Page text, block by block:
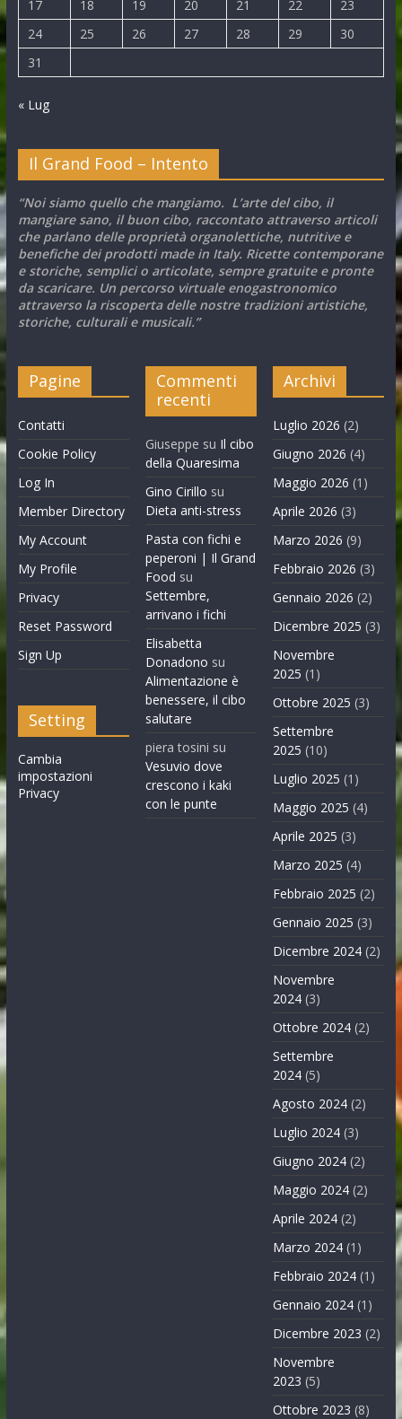
17 18 19 20 21 22
23
24
25 26 27 28 29
30
31
« Lug
Il Grand Food – Intento
“Noi siamo quello che mangiamo. L’arte del cibo, il
mangiare sano, il buon cibo, raccontato attraverso articoli
che parlano delle proprietà organolettiche, nutritive e
benefiche dei prodotti made in Italy. Ricette contemporane
e storiche, semplici o articolate, sempre gratuite e pronte
da scaricare. Un percorso virtuale enogastronomico
attraverso la riscoperta delle nostre tradizioni artistiche,
storiche, culturali e musicali.”
Pagine
Contatti
Cookie Policy
Log In
Member Directory
My Account
My Profile
Privacy
Reset Password
Sign Up
Setting
Cambia
impostazioni
Privacy
Commenti
recenti
Giuseppe su Il cibo
della Quaresima
Gino Cirillo su
Dieta anti-stress
Pasta con fichi e
peperoni | Il Grand
Food su
Settembre,
arrivano i fichi
Elisabetta
Donadono su
Alimentazione è
benessere, il cibo
salutare
piera tosini su
Vesuvio dove
crescono i kaki
con le punte
Archivi
Luglio 2026 (2)
Giugno 2026 (4)
Maggio 2026 (1)
Aprile 2026 (3)
Marzo 2026 (9)
Febbraio 2026 (3)
Gennaio 2026 (2)
Dicembre 2025 (3)
Novembre
2025 (1)
Ottobre 2025 (3)
Settembre
2025 (10)
Luglio 2025 (1)
Maggio 2025 (4)
Aprile 2025 (3)
Marzo 2025 (4)
Febbraio 2025 (2)
Gennaio 2025 (3)
Dicembre 2024 (2)
Novembre
2024 (3)
Ottobre 2024 (2)
Settembre
2024 (5)
Agosto 2024 (2)
Luglio 2024 (3)
Giugno 2024 (2)
Maggio 2024 (2)
Aprile 2024 (2)
Marzo 2024 (1)
Febbraio 2024 (1)
Gennaio 2024 (1)
Dicembre 2023 (2)
Novembre
2023 (5)
Ottobre 2023 (8)